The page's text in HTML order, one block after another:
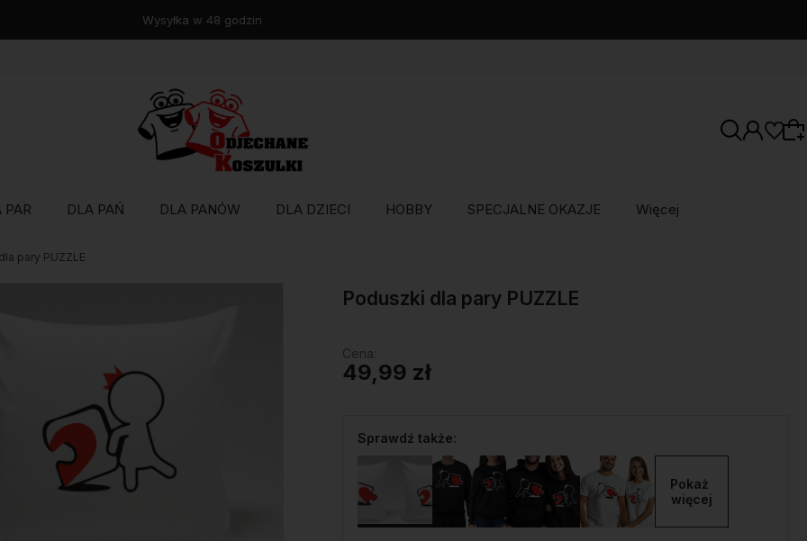
Wysyłka w 48 godzin
oferty lub zaloguj się, aby przywrócić dodane
produkty do listy z poprzedniej sesji.
PAR DLA PAŃ DLA PANÓW DLA DZIECI HOBBY SPECJALNE OKAZJE Więcej
pary PUZZLE
Poduszki dla pary PUZZLE
Cena:
49,99 zł
Sprawdź także:
Pokaż
więcej